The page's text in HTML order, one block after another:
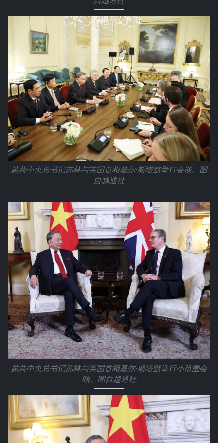
越共中央总书记苏林与英国首相基尔·斯塔默举行会谈。图
自越通社
越共中央总书记苏林与英国首相基尔·斯塔默举行小范围会
晤。图自越通社